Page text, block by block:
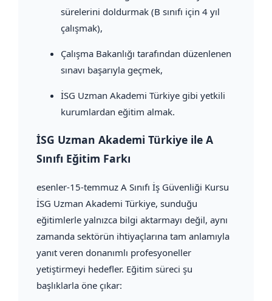
sürelerini doldurmak (B sınıfı için 4 yıl
çalışmak),
Çalışma Bakanlığı tarafından düzenlenen
sınavı başarıyla geçmek,
İSG Uzman Akademi Türkiye gibi yetkili
kurumlardan eğitim almak.
İSG Uzman Akademi Türkiye ile A
Sınıfı Eğitim Farkı
esenler-15-temmuz A Sınıfı İş Güvenliği Kursu
İSG Uzman Akademi Türkiye, sunduğu
eğitimlerle yalnızca bilgi aktarmayı değil, aynı
zamanda sektörün ihtiyaçlarına tam anlamıyla
yanıt veren donanımlı profesyoneller
yetiştirmeyi hedefler. Eğitim süreci şu
başlıklarla öne çıkar: